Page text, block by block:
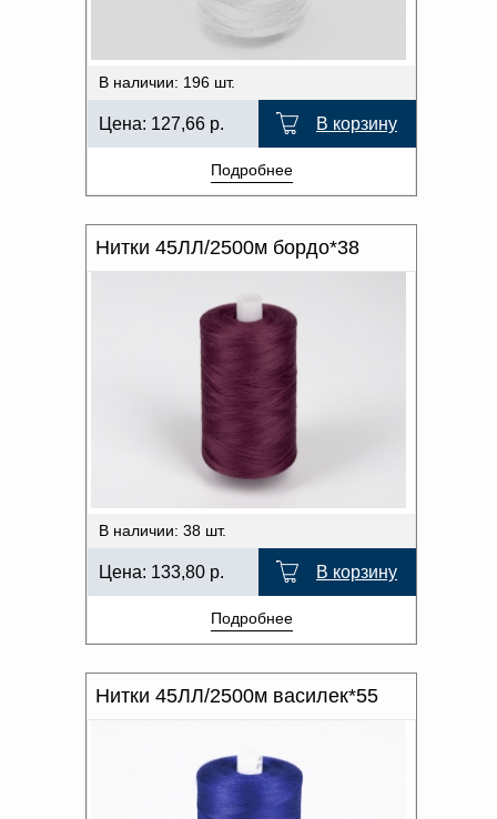
персональными данными
Вопросы и ответы
Новости | Статьи
В наличии: 196 шт.
Цена: 127,66 р. В корзину
Подробнее
Нитки 45ЛЛ/2500м бордо*38
В наличии: 38 шт.
Цена: 133,80 р. В корзину
Подробнее
Нитки 45ЛЛ/2500м василек*55
Добавить
корзину